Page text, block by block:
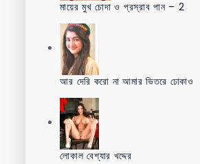
মায়ের মুখ চোদা ও প্রস্রাব পান – 2
আর দেরি করো না আমার ভিতরে ঢোকাও
লোকাল বেশ্যার খদ্দের